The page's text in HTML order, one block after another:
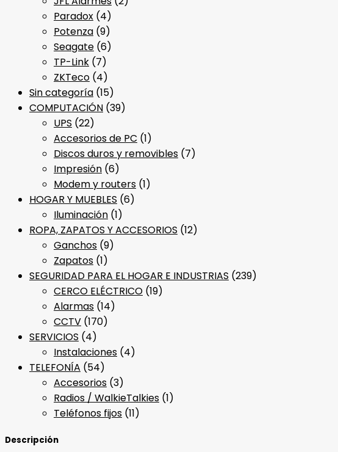
Paradox (4)
Potenza (9)
Seagate (6)
TP-Link (7)
ZKTeco (4)
Sin categoría (15)
COMPUTACIÓN (39)
UPS (22)
Accesorios de PC (1)
Discos duros y removibles (7)
Impresión (6)
Modem y routers (1)
HOGAR Y MUEBLES (6)
Iluminación (1)
ROPA, ZAPATOS Y ACCESORIOS (12)
Ganchos (9)
Zapatos (1)
SEGURIDAD PARA EL HOGAR E INDUSTRIAS (239)
CERCO ELÉCTRICO (19)
Alarmas (14)
CCTV (170)
SERVICIOS (4)
Instalaciones (4)
TELEFONÍA (54)
Accesorios (3)
Radios / WalkieTalkies (1)
Teléfonos fijos (11)
Descripción